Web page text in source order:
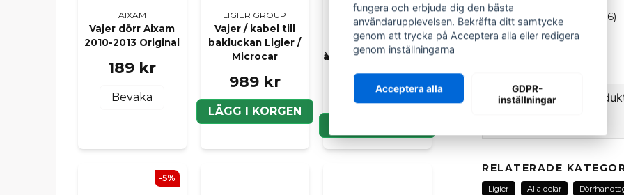
AIXAM
Vajer dörr Aixam
2010-2013 Original
189 kr
Bevaka
LIGIER GROUP
Vajer / kabel till
bakluckan Ligier /
Microcar
989 kr
LÄGG I KORGEN
AIXAM
Vajer motorhuv
Aixam från
årsmodell 2010-2019
Original
389 kr
-5%
MicrocarMGO (3, 4, 5, 6)
DueP85, P88, 5 & 6.
Ställ en fråga om
Fråga oss om denna
Mari
RELATERADE
Ligier Alla delar
fungera och erbjuda dig den bästa
användarupplevelsen. Bekräfta ditt samtycke
genom att trycka på Acceptera alla eller redigera
genom inställningarna
Acceptera alla
GDPR-
inställningar